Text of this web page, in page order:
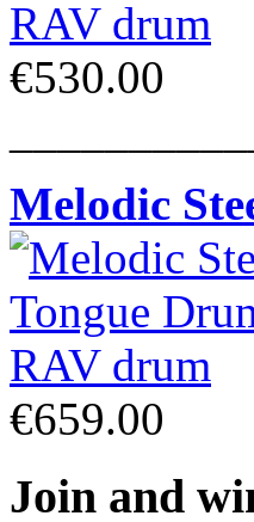
€530.00
Melodic
€659.00
Join and